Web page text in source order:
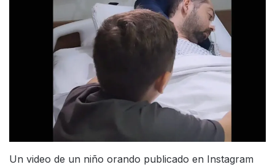
Un video de un niño orando publicado en Instagram